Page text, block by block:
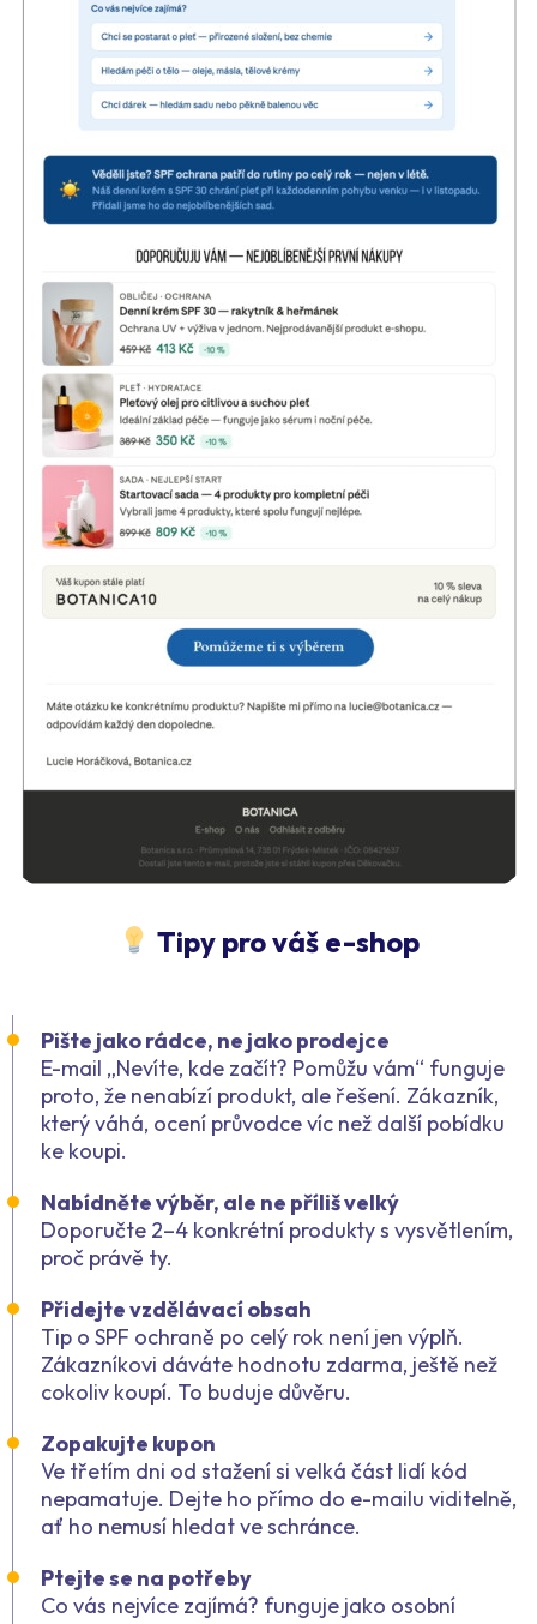
Tipy pro váš e-shop
Pište jako rádce, ne jako prodejce
E-mail „Nevíte, kde začít? Pomůžu vám“ funguje
proto, že nenabízí produkt, ale řešení. Zákazník,
který váhá, ocení průvodce víc než další pobídku
ke koupi.
Nabídněte výběr, ale ne příliš velký
Doporučte 2–4 konkrétní produkty s vysvětlením,
proč právě ty.
Přidejte vzdělávací obsah
Tip o SPF ochraně po celý rok není jen výplň.
Zákazníkovi dáváte hodnotu zdarma, ještě než
cokoliv koupí. To buduje důvěru.
Zopakujte kupon
Ve třetím dni od stažení si velká část lidí kód
nepamatuje. Dejte ho přímo do e-mailu viditelně,
ať ho nemusí hledat ve schránce.
Ptejte se na potřeby
Co vás nejvíce zajímá? funguje jako osobní